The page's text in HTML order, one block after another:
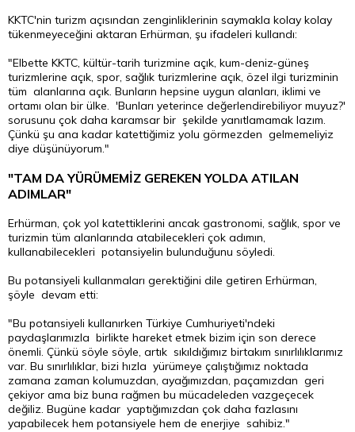
KKTC'nin turizm açısından zenginliklerinin saymakla kolay kolay
tükenmeyeceğini aktaran Erhürman, şu ifadeleri kullandı:
"Elbette KKTC, kültür-tarih turizmine açık, kum-deniz-güneş
turizmlerine açık, spor, sağlık turizmlerine açık, özel ilgi turizminin
tüm alanlarına açık. Bunların hepsine uygun alanları, iklimi ve
ortamı olan bir ülke. 'Bunları yeterince değerlendirebiliyor muyuz?'
sorusunu çok daha karamsar bir şekilde yanıtlamamak lazım.
Çünkü şu ana kadar katettiğimiz yolu görmezden gelmemeliyiz
diye düşünüyorum."
"TAM DA YÜRÜMEMİZ GEREKEN YOLDA ATILAN
ADIMLAR"
Erhürman, çok yol katettiklerini ancak gastronomi, sağlık, spor ve
turizmin tüm alanlarında atabilecekleri çok adımın,
kullanabilecekleri potansiyelin bulunduğunu söyledi.
Bu potansiyeli kullanmaları gerektiğini dile getiren Erhürman,
şöyle devam etti:
"Bu potansiyeli kullanırken Türkiye Cumhuriyeti'ndeki
paydaşlarımızla birlikte hareket etmek bizim için son derece
önemli. Çünkü söyle söyle, artık sıkıldığımız birtakım sınırlılıklarımız
var. Bu sınırlılıklar, bizi hızla yürümeye çalıştığımız noktada
zamana zaman kolumuzdan, ayağımızdan, paçamızdan geri
çekiyor ama biz buna rağmen bu mücadeleden vazgeçecek
değiliz. Bugüne kadar yaptığımızdan çok daha fazlasını
yapabilecek hem potansiyele hem de enerjiye sahibiz."